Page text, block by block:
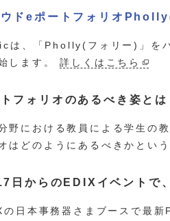
ドeポートフォリオ
は、「Pholly(フォリー)」を
します。詳しくはこちら
フォリオのあるべき姿と
野における教員による学生の
はどのようにあるべきかとい
日からのEDIXイベントで
の日本事務器さまブースで最